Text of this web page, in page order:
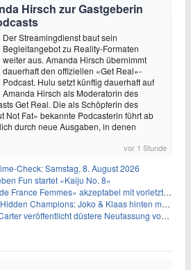
Hirsch zur Gastgeberin
Der Streamingdienst baut sein
Begleitangebot zu Reality-Formaten
weiter aus. Amanda Hirsch übernimmt
dauerhaft den offiziellen «Get Real»-
Podcast. Hulu setzt künftig dauerhaft auf
Amanda Hirsch als Moderatorin des
Get Real. Die als Schöpferin des
Not Fat» bekannte Podcasterin führt ab
durch neue Ausgaben, in denen
vor 1 Stunde
Check: Samstag, 8. August 2026
Fun startet «Kaiju No. 8»
France Femmes» akzeptabel mit vorletzter Etappe
Champions: Joko & Klaas hinten mit Best-Of
veröffentlicht düstere Neufassung von «Akte X: Jenseits der Wahrheit»